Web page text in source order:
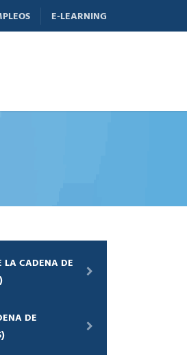
E-LEARNING
LA CADENA DE
DE